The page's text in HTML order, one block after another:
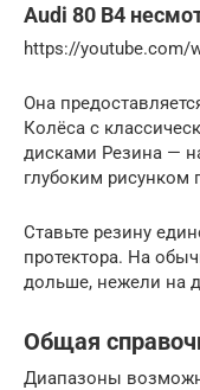
Audi 80 B4
https://youtube.com/
Она
Колёса с
дисками Резина —
глубоким рисунком
Ставьте резину
протектора. На
дольше, нежели на
Общая
Диапазоны